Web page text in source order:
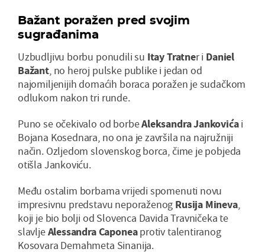
Bažant poražen pred svojim
sugrađanima
Uzbudljivu borbu ponudili su Itay Tratner i Daniel
Bažant, no heroj pulske publike i jedan od
najomiljenijih domaćih boraca poražen je sudačkom
odlukom nakon tri runde.
Puno se očekivalo od borbeAleksandra Jankovićai
Bojana Kosednara, no ona je završila na najružniji
način. Ozljedom slovenskog borca, čime je pobjeda
otišla Jankoviću.
Među ostalim borbama vrijedi spomenuti novu
impresivnu predstavu neporaženog Rusija Mineva,
koji je bio bolji od Slovenca Davida Travničeka te
slavljeAlessandra Caponeaprotiv talentiranog
Kosovara Demahmeta Sinanija.